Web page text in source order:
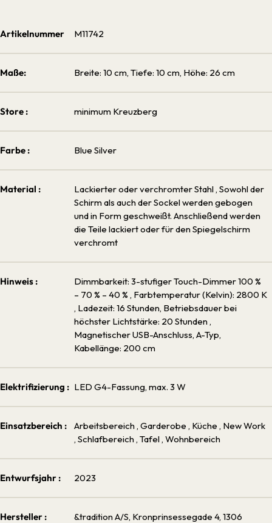
Artikelnummer M11742
Maße: Breite: 10 cm, Tiefe: 10 cm, Höhe: 26 cm
Store : minimum Kreuzberg
Farbe : Blue Silver
Material : Lackierter oder verchromter Stahl , Sowohl der
Schirm als auch der Sockel werden gebogen
und in Form geschweißt. Anschließend werden
die Teile lackiert oder für den Spiegelschirm
verchromt
Hinweis :
Dimmbarkeit: 3-stufiger Touch-Dimmer 100 %
– 70 % – 40 % , Farbtemperatur (Kelvin): 2800 K
, Ladezeit: 16 Stunden, Betriebsdauer bei
höchster Lichtstärke: 20 Stunden ,
Magnetischer USB-Anschluss, A-Typ,
Kabellänge: 200 cm
Elektrifizierung : LED G4-Fassung, max. 3 W
Einsatzbereich : Arbeitsbereich , Garderobe , Küche , New Work
, Schlafbereich , Tafel , Wohnbereich
Entwurfsjahr : 2023
Hersteller :
&tradition A/S, Kronprinsessegade 4, 1306